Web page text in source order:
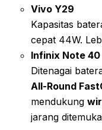
Vivo Y29
Kapasitas
cepat 44W.
Infinix Note 40
Ditenagai
All-Round
mendukung
jarang